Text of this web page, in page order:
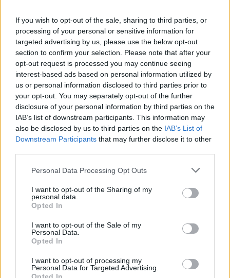
If you wish to opt-out of the sale, sharing to third parties, or
processing of your personal or sensitive information for
targeted advertising by us, please use the below opt-out
section to confirm your selection. Please note that after your
opt-out request is processed you may continue seeing
interest-based ads based on personal information utilized by
us or personal information disclosed to third parties prior to
your opt-out. You may separately opt-out of the further
disclosure of your personal information by third parties on the
IAB’s list of downstream participants. This information may
also be disclosed by us to third parties on the IAB’s List of
Downstream Participants that may further disclose it to other
Personal Data Processing Opt Outs
I want to opt-out of the Sharing of my
personal data.
Opted In
I want to opt-out of the Sale of my
Personal Data.
Opted In
I want to opt-out of processing my
Personal Data for Targeted Advertising.
të sjellë raste hepatiti
Esim for Global
Esim for USA Esim for Italy
for Turkey|Esim for Germany|Esim for Greece|